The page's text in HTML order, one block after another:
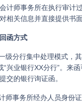
计师事务所在执行审计
相关信息并直接提供书
函方式
级分行集中处理模式，
“兴业银行XX分行”。来
交的银行询证函。
师事务所经办人员身份